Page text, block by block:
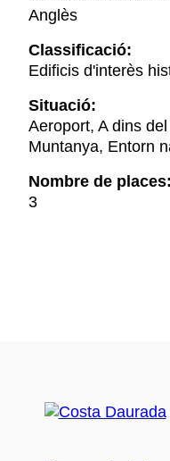
Anglès
Classificació:
Edificis d'interès
Situació:
Aeroport, A dins
Muntanya, Entorn
Nombre de places:
3